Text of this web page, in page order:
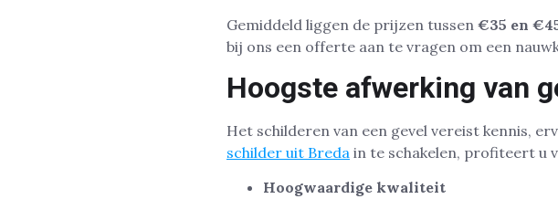
Gemiddeld liggen de prijzen tussen €35 en
bij ons een offerte aan te vragen om een
Hoogste afwerking van
Het schilderen van een gevel vereist kennis,
schilder uit Breda in te schakelen, profiteert u
Hoogwaardige kwaliteit